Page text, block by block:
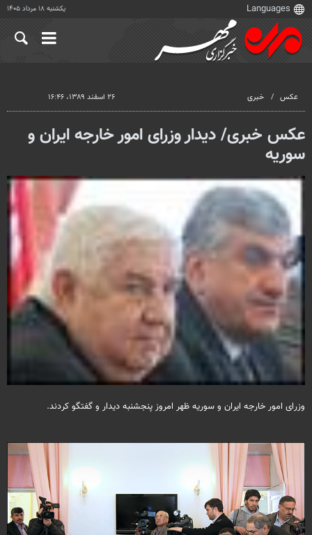
یکشنبه ۱۸ مرداد ۱۴۰۵
عکس خبری ۲۶ اسفند ۱۳۸۹، ۱۶:۴۶
عکس خبری/ دیدار وزرای امور خارجه ایران و
سوریه
وزرای امور خارجه ایران و سوریه ظهر امروز پنجشنبه دیدار و گفتگو کردند.